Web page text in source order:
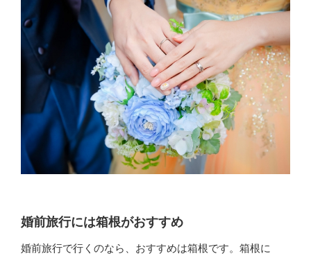
婚前旅行には箱根がおすすめ
婚前旅行で行くのなら、おすすめは箱根です。箱根に